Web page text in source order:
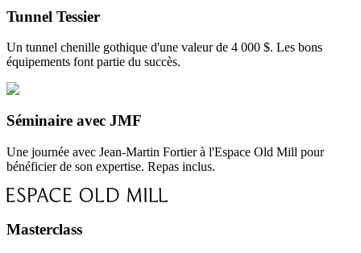
Tunnel Tessier
Un tunnel chenille gothique d'une valeur de 4 000 $. Les bons
équipements font partie du succès.
Séminaire avec JMF
Une journée avec Jean-Martin Fortier à l'Espace Old Mill pour
bénéficier de son expertise. Repas inclus.
Masterclass